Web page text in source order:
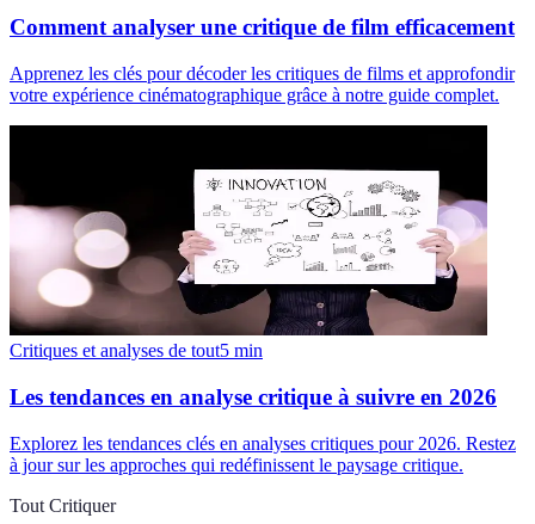
Comment analyser une critique de film efficacement
Apprenez les clés pour décoder les critiques de films et approfondir
votre expérience cinématographique grâce à notre guide complet.
Critiques et analyses de tout5 min
Les tendances en analyse critique à suivre en 2026
Explorez les tendances clés en analyses critiques pour 2026. Restez
à jour sur les approches qui redéfinissent le paysage critique.
Tout Critiquer